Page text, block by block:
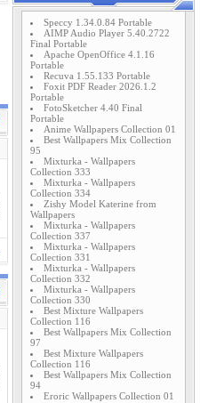
Speccy 1.34.0.84 Portable
AIMP Audio Player 5.40.2722
Final Portable
Apache OpenOffice 4.1.16
Portable
Recuva 1.55.133 Portable
Foxit PDF Reader 2026.1.2
Portable
FotoSketcher 4.40 Final
Portable
Anime Wallpapers Collection 01
Best Wallpapers Mix Collection
95
Mixturka - Wallpapers
Collection 333
Mixturka - Wallpapers
Collection 334
Zishy Model Katerine from
Wallpapers
Mixturka - Wallpapers
Collection 337
Mixturka - Wallpapers
Collection 331
Mixturka - Wallpapers
Collection 332
Mixturka - Wallpapers
Collection 330
Best Mixture Wallpapers
Collection 116
Best Wallpapers Mix Collection
97
Best Mixture Wallpapers
Collection 116
Best Wallpapers Mix Collection
94
Eroric Wallpapers Collection 01